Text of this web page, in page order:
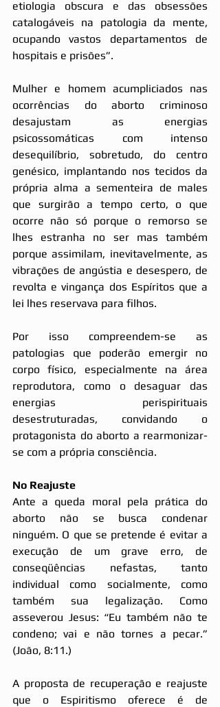
etiologia obscura e das obsessões
catalogáveis na patologia da mente,
ocupando vastos departamentos de
hospitais e prisões”.
Mulher e homem acumpliciados nas
ocorrências do aborto criminoso
desajustam as energias
psicossomáticas com intenso
desequilíbrio, sobretudo, do centro
genésico, implantando nos tecidos da
própria alma a sementeira de males
que surgirão a tempo certo, o que
ocorre não só porque o remorso se
lhes estranha no ser mas também
porque assimilam, inevitavelmente, as
vibrações de angústia e desespero, de
revolta e vingança dos Espíritos que a
lei lhes reservava para filhos.
Por isso compreendem-se as
patologias que poderão emergir no
corpo físico, especialmente na área
reprodutora, como o desaguar das
energias perispirituais
desestruturadas, convidando o
protagonista do aborto a rearmonizar-
se com a própria consciência.
No Reajuste
Ante a queda moral pela prática do
aborto não se busca condenar
ninguém. O que se pretende é evitar a
execução de um grave erro, de
conseqüências nefastas, tanto
individual como socialmente, como
também sua legalização. Como
asseverou Jesus: “Eu também não te
condeno; vai e não tornes a pecar.”
(João, 8:11.)
A proposta de recuperação e reajuste
que o Espiritismo oferece é de